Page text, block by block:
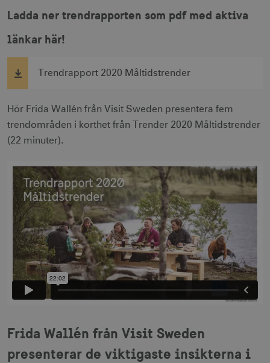
Ladda ner trendrapporten som pdf med aktiva
länkar här!
Trendrapport 2020 Måltidstrender
Hör Frida Wallén från Visit Sweden presentera fem
trendområden i korthet från Trender 2020 Måltidstrender
(22 minuter).
Frida Wallén från Visit Sweden
presenterar de viktigaste insikterna i